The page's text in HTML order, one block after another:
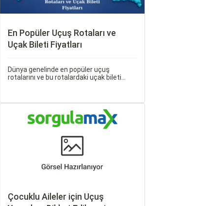
En Popüler Uçuş Rotaları ve
Uçak Bileti Fiyatları
Dünya genelinde en popüler uçuş
rotalarını ve bu rotalardaki uçak bileti
değişebilir; bunlar arasında ekonomik
durumlar, turizm trendleri ve uluslararası
ilişkiler bulunmaktadır.
Çocuklu Aileler için Uçuş